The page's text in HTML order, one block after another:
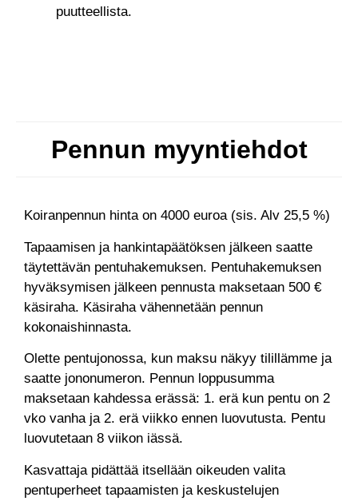
puutteellista.
Pennun myyntiehdot
Koiranpennun hinta on 4000 euroa (sis. Alv 25,5 %)
Tapaamisen ja hankintapäätöksen jälkeen saatte
täytettävän pentuhakemuksen. Pentuhakemuksen
hyväksymisen jälkeen pennusta maksetaan 500 €
käsiraha. Käsiraha vähennetään pennun
kokonaishinnasta.
Olette pentujonossa, kun maksu näkyy tilillämme ja
saatte jononumeron. Pennun loppusumma
maksetaan kahdessa erässä: 1. erä kun pentu on 2
vko vanha ja 2. erä viikko ennen luovutusta. Pentu
luovutetaan 8 viikon iässä.
Kasvattaja pidättää itsellään oikeuden valita
pentuperheet tapaamisten ja keskustelujen